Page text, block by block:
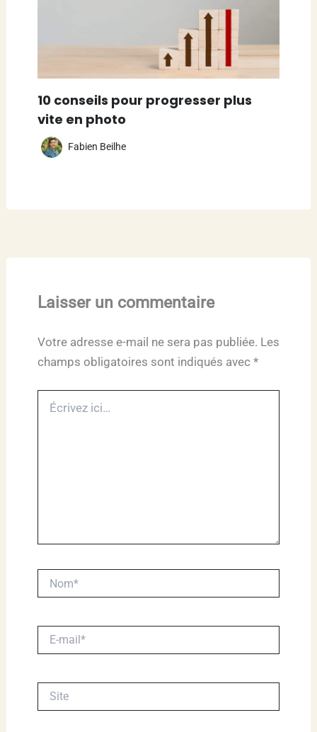
10 conseils pour progresser plus
vite en photo
Fabien Beilhe
Laisser un commentaire
Votre adresse e-mail ne sera pas publiée. Les
champs obligatoires sont indiqués avec *
ici…
mail*